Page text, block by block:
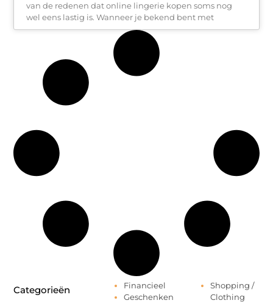
van de redenen dat online lingerie kopen soms nog
wel eens lastig is. Wanneer je bekend bent met
Categorieën
Financieel
Geschenken
Shopping /
Clothing